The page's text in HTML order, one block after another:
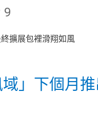
9
域」下個月